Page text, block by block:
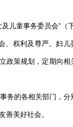
儿童事务委员会”（
、权利及尊严。妇儿
政策规划，定期向相
务的各相关部门，分
善美好社会。